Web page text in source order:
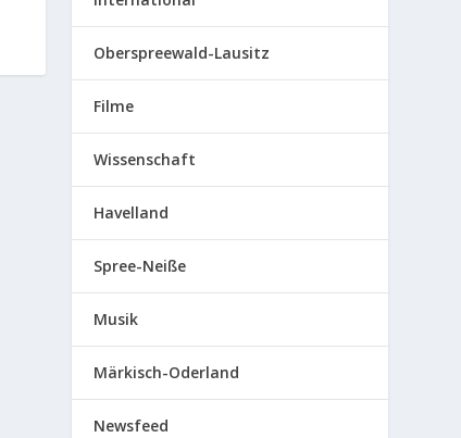
Oberspreewald-Lausitz
Filme
Wissenschaft
Havelland
Spree-Neiße
Musik
Märkisch-Oderland
Newsfeed